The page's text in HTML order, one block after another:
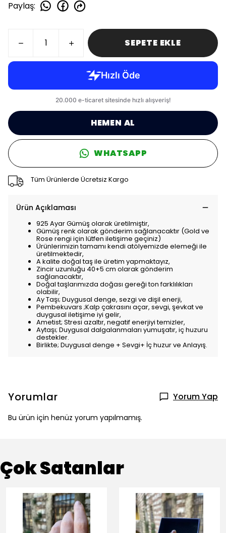
Paylaş:
SEPETE EKLE
HEMEN AL
WHATSAPP
Tüm Ürünlerde Ücretsiz Kargo
Ürün Açıklaması
925 Ayar Gümüş olarak üretilmiştir,
Gümüş renk olarak gönderim sağlanacaktır (Gold ve
Rose rengi için lütfen iletişime geçiniz)
Ürünlerimizin tamamı kendi atölyemizde elemeği ile
üretilmektedir,
A kalite doğal taş ile üretim yapmaktayız,
Zincir uzunluğu 40+5 cm olarak gönderim
sağlanacaktır,
Doğal taşlarımızda doğası gereği ton farklılıkları
olabilir,
Ay Taşı; Duygusal denge, sezgi ve dişil enerji,
Pembekuvars ;Kalp çakrasını açar, sevgi, şevkat ve
duygusal iletişime iyi gelir,
Ametist; Stresi azaltır, negatif enerjiyi temizler,
Aytaşı; Duygusal dalgalanmaları yumuşatır, iç huzuru
destekler.
Birlikte; Duygusal denge + Sevgi+ İç huzur ve Anlayış.
Yorumlar Yorum Yap
Bu ürün için henüz yorum yapılmamış.
Çok Satanlar